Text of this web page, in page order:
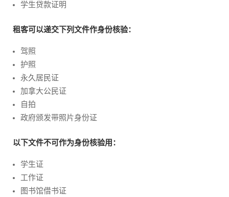
学生贷款证明
租客可以递交下列文件作身份核验：
驾照
护照
永久居民证
加拿大公民证
自拍
政府颁发带照片身份证
以下文件不可作为身份核验用：
学生证
工作证
图书馆借书证